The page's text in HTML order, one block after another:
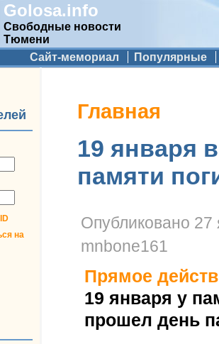
Golosa.info
Свободные новости
Тюмени
меню
Сайт-мемориал Популярные
на
Вы здесь
Главная
19 января
памяти
Опубликовано 27
mnbone161
Прямое
19 января у
прошел день